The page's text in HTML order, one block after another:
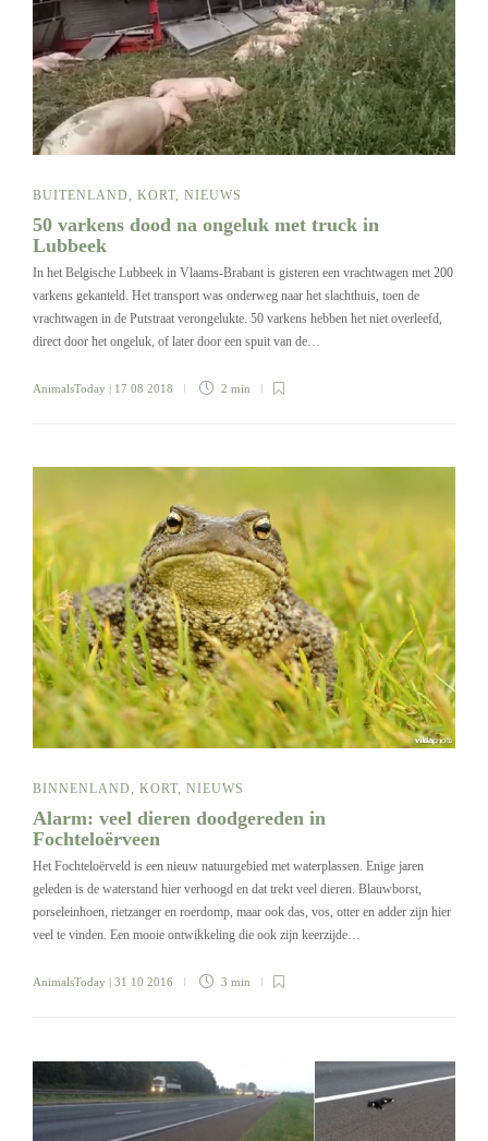
BUITENLAND KORT NIEUWS
50 varkens dood na ongeluk met truck in
Lubbeek
In het Belgische Lubbeek in Vlaams-Brabant is gisteren een vrachtwagen met 200
varkens gekanteld. Het transport was onderweg naar het slachthuis, toen de
vrachtwagen in de Putstraat verongelukte. 50 varkens hebben het niet overleefd,
direct door het ongeluk, of later door een spuit van de…
AnimalsToday | 17 08 2018 2 min
BINNENLAND KORT NIEUWS
Alarm: veel dieren doodgereden in
Fochteloërveen
Het Fochteloërveld is een nieuw natuurgebied met waterplassen. Enige jaren
geleden is de waterstand hier verhoogd en dat trekt veel dieren. Blauwborst,
porseleinhoen, rietzanger en roerdomp, maar ook das, vos, otter en adder zijn hier
veel te vinden. Een mooie ontwikkeling die ook zijn keerzijde…
AnimalsToday | 31 10 2016 3 min